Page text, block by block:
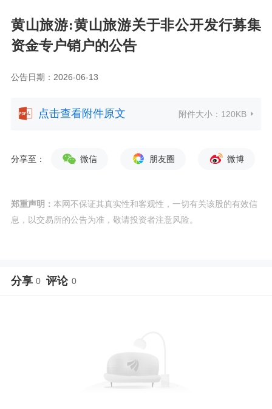
黄山旅游:黄山旅游关于非公开发行募集
资金专户销户的公告
公告日期：2026-06-13
点击查看附件原文 附件大小： 120KB
分享至： 微信 朋友圈 微博
郑重声明： 本网不保证其真实性和客观性，一切有关该股的有效信
息，以交易所的公告为准，敬请投资者注意风险。
分享 0 评论 0